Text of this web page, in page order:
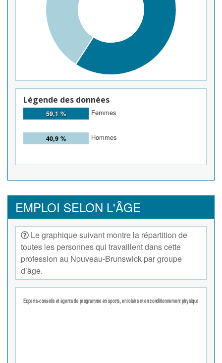
Légende des données
59,1 % Femmes
40,9 % Hommes
EMPLOI SELON L'ÂGE
Le graphique suivant montre la répartition de
toutes les personnes qui travaillent dans cette
profession au Nouveau-Brunswick par groupe
d’âge.